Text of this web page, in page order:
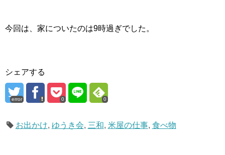
今回は、家についたのは9時過ぎでした。
シェアする
error 0 0
お出かけ, ゆうき会, 三和, 米屋の仕事, 食べ物